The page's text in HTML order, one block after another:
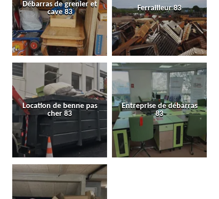
Débarras de grenier et
cave 83
Ferrailleur 83
Location de benne pas
cher 83
Entreprise de débarras
83